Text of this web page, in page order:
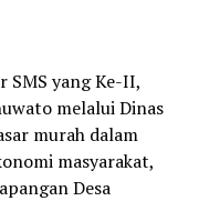
SMS yang Ke-II,
melalui Dinas
murah dalam
masyarakat,
Desa